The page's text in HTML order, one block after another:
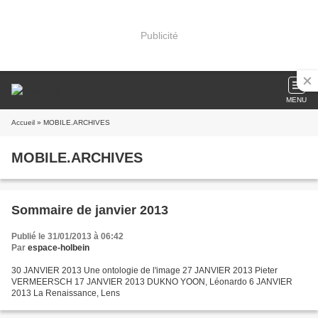
Publicité
MENU
Accueil » MOBILE.ARCHIVES
MOBILE.ARCHIVES
Sommaire de janvier 2013
Publié le 31/01/2013 à 06:42
Par espace-holbein
30 JANVIER 2013 Une ontologie de l'image 27 JANVIER 2013 Pieter
VERMEERSCH 17 JANVIER 2013 DUKNO YOON, Léonardo 6 JANVIER
2013 La Renaissance, Lens